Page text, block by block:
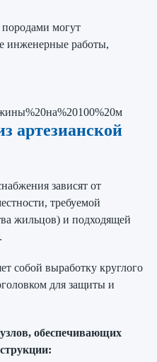
могут
инженерные работы,
артезианской
зависят от
требуемой
жильцов) и подходящей
собой выработку круглого
для защиты и
обеспечивающих